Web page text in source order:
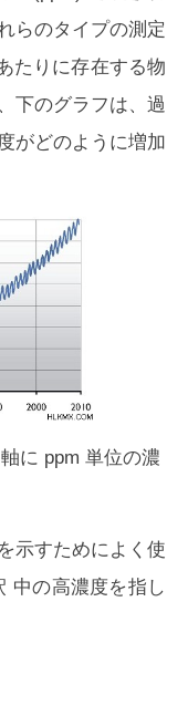
らのタイプの測定
たりに存在する物
下のグラフは、過
がどのように増加
に ppm 単位の濃
示すためによく使
中の高濃度を指し